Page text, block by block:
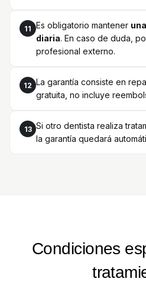
11 Es obligatorio mantener
diaria. En caso de duda,
profesional externo.
12 La garantía consiste en
gratuita, no incluye
13 Si otro dentista realiza
la garantía quedará
Condiciones